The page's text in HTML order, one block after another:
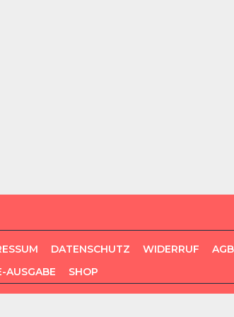
DATENSCHUTZ WIDERRUF AGB
AUSGABE
SHOP